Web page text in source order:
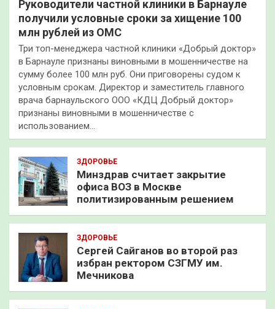
Руководители частной клиники в Барнауле
получили условные сроки за хищение 100
млн рублей из ОМС
Три топ-менеджера частной клиники «Добрый доктор»
в Барнауле признаны виновными в мошенничестве на
сумму более 100 млн руб. Они приговорены судом к
условным срокам. Директор и заместитель главного
врача барнаульского ООО «КДЦ Добрый доктор»
признаны виновными в мошенничестве с
использованием…
ЗДОРОВЬЕ
Минздрав считает закрытие
офиса ВОЗ в Москве
политизированным решением
ЗДОРОВЬЕ
Сергей Сайганов во второй раз
избран ректором СЗГМУ им.
Мечникова